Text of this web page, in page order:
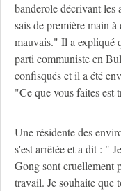
banderole décrivant les
sais de première main
mauvais." Il a expliqué
parti communiste en
confisqués et il a été
"Ce que vous faites est
Une résidente des
s'est arrêtée et a dit : "
Gong sont cruellement
travail. Je souhaite que